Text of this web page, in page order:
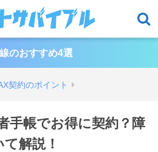
のおすすめ4選
契約のポイント
手帳でお得に契約？障
解説！